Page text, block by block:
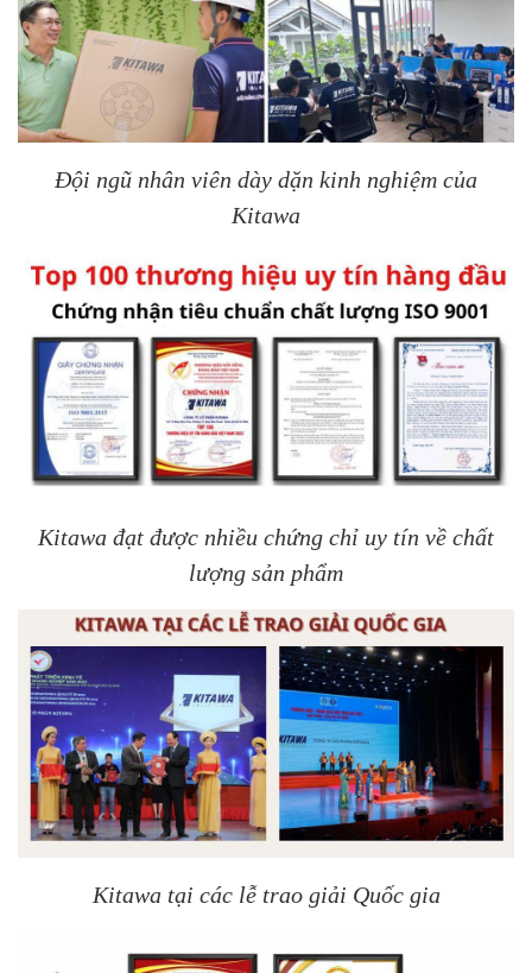
Đội ngũ nhân viên dày dặn kinh nghiệm của
Kitawa
Kitawa đạt được nhiều chứng chỉ uy tín về chất
lượng sản phẩm
Kitawa tại các lễ trao giải Quốc gia